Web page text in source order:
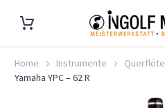
Home Instrumente Querflöte
Yamaha YPC – 62 R